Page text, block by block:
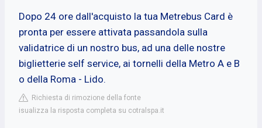
Dopo 24 ore dall'acquisto la tua Metrebus Card è
pronta per essere attivata passandola sulla
validatrice di un nostro bus, ad una delle nostre
biglietterie self service, ai tornelli della Metro A e B
o della Roma - Lido.
Richiesta di rimozione della fonte
isualizza la risposta completa su cotralspa.it